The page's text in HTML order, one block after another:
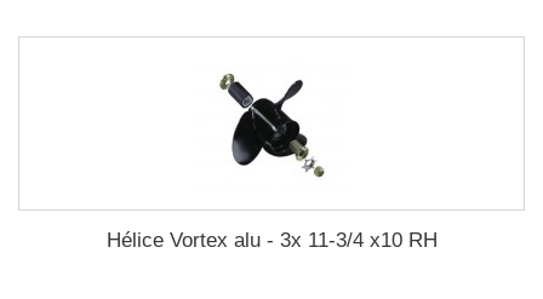
Hélice Vortex alu - 3x 11-3/4 x10 RH